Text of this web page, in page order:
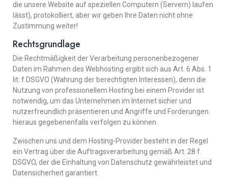
die unsere Website auf speziellen Computern (Servern) laufen
lässt), protokolliert, aber wir geben Ihre Daten nicht ohne
Zustimmung weiter!
Rechtsgrundlage
Die Rechtmäßigkeit der Verarbeitung personenbezogener
Daten im Rahmen des Webhosting ergibt sich aus Art. 6 Abs. 1
lit. f DSGVO (Wahrung der berechtigten Interessen), denn die
Nutzung von professionellem Hosting bei einem Provider ist
notwendig, um das Unternehmen im Internet sicher und
nutzerfreundlich präsentieren und Angriffe und Forderungen
hieraus gegebenenfalls verfolgen zu können.
Zwischen uns und dem Hosting-Provider besteht in der Regel
ein Vertrag über die Auftragsverarbeitung gemäß Art. 28 f.
DSGVO, der die Einhaltung von Datenschutz gewährleistet und
Datensicherheit garantiert.